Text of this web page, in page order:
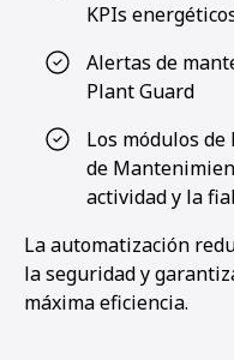
KPIs
Alertas de
Plant Guard
Los módulos
de
actividad y la
La automatización
la seguridad y
máxima eficiencia.